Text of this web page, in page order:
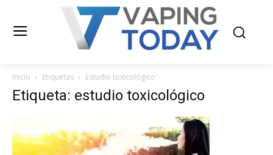
Inicio Etiquetas Estudio toxicológico
Etiqueta: estudio toxicológico